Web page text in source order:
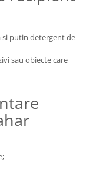
si putin detergent de
sau obiecte care